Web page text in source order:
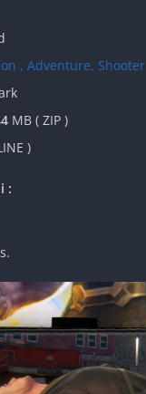
, Adventure, Shooter
MB ( ZIP )
)
: